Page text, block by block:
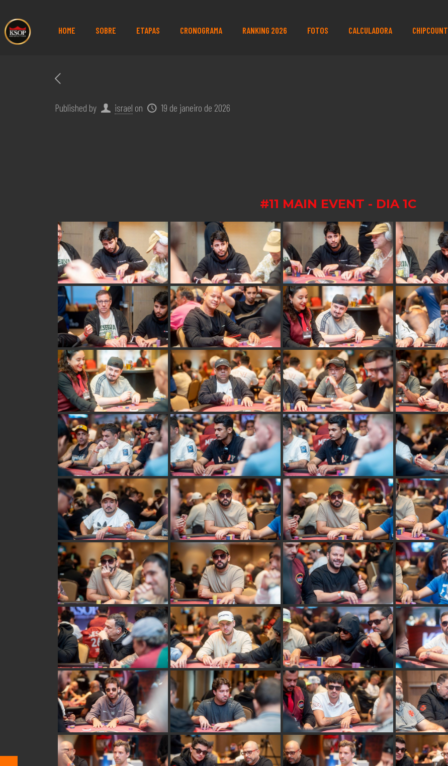
HOME SOBRE ETAPAS CRONOGRAMA RANKING 2026 FOTOS CALCULADORA CHIPCOUNT
Published by israel on 19 de janeiro de 2026
#11 MAIN EVENT - DIA 1C